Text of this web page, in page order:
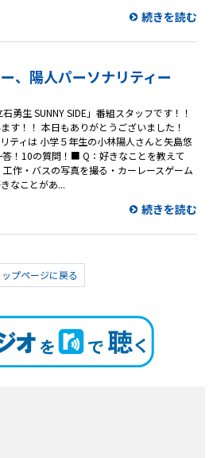
続きを読む
、陽人パーソナリティー
勇生 SUNNY SIDE」番組スタッフです！！
す！！ 本日もありがとうございました！
ティは 小学５年生の小林陽人さんと矢島悠
！10の質問！■ Q：好きなことを教えて
・バスの写真を撮る・カーレースゲーム
とがあ...
続きを読む
ップページに戻る